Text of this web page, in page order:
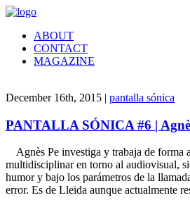
ABOUT
CONTACT
MAGAZINE
December 16th, 2015 | pantalla sónica
PANTALLA SÓNICA #6 |
Agnès Pe investiga y trabaja de forma
multidisciplinar en torno al audiovisual,
humor y bajo los parámetros de la
error. Es de Lleida aunque actualmente